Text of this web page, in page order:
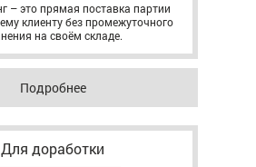
– это прямая поставка партии
клиенту без промежуточного
на своём складе.
Подробнее
Для доработки